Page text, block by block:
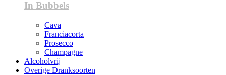
In Bubbels
Cava
Franciacorta
Prosecco
Champagne
Alcoholvrij
Overige Dranksoorten